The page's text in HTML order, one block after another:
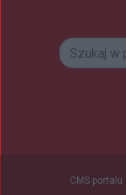
CMS portalu